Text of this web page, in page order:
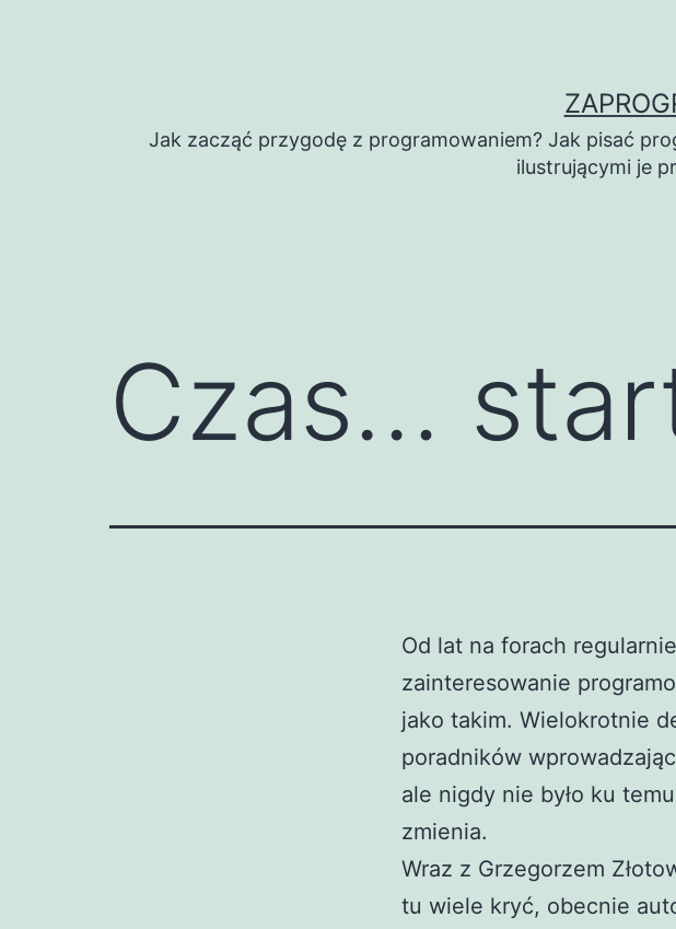
Jak zacząć przygodę z programowaniem? Jak pisać
ilustrującymi je
Czas…
Od lat na forach
zainteresowanie
jako takim. Wielokrotnie
poradników
ale nigdy nie było ku
zmienia.
Wraz z Grzegorzem
tu wiele kryć, obecnie